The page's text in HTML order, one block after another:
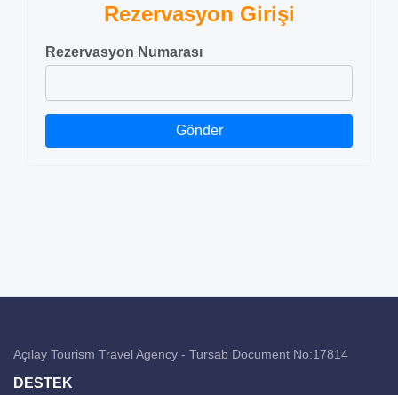
Rezervasyon Girişi
Rezervasyon Numarası
Gönder
Açılay Tourism Travel Agency - Tursab Document No:17814
DESTEK